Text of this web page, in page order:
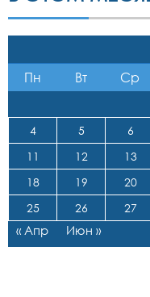
Пн
Вт Ср
4
5 6
11
12 13
18
19 20
25
26 27
« Апр Июн »